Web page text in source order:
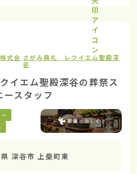
式会 さがみ典礼 レクイエム聖殿深
谷
イエム聖殿深谷の葬祭ス
スタッフ
深谷市 上柴町東